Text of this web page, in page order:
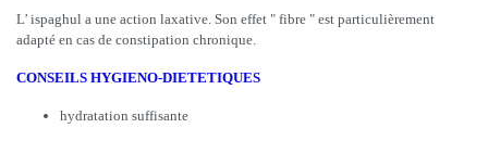
L’ ispaghul a une action laxative. Son effet " fibre " est particulièrement
adapté en cas de constipation chronique.
CONSEILS HYGIENO-DIETETIQUES
hydratation suffisante